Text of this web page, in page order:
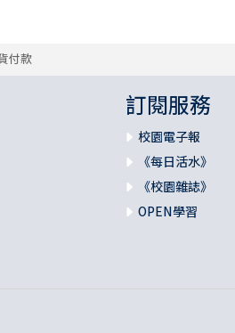
付款
訂閱服務
校園電子報
《每日活水》
《校園雜誌》
OPEN學習